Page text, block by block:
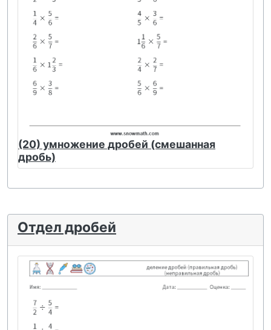
(20) умножение дробей (смешанная
дробь)
Отдел дробей